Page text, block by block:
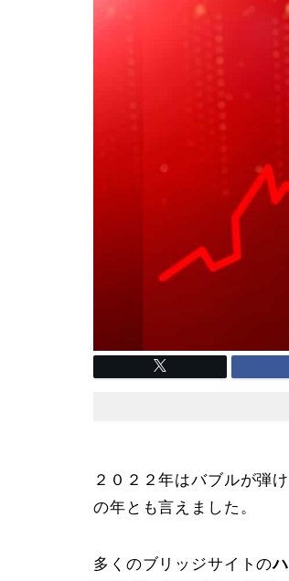
２０２２年はバブルが弾
の年とも言えました。
多くのブリッジサイトの